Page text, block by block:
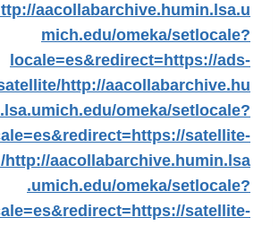
aacollabarchive.humin.lsa.u
mich.edu/omeka/setlocale?
locale=es&redirect=https://ads-
http://aacollabarchive.hu
omeka/setlocale?
satellite-
http://aacollabarchive.humin.lsa
.umich.edu/omeka/setlocale?
satellite-